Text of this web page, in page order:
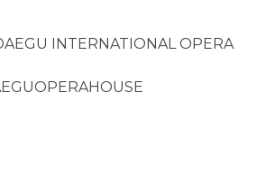
INTERNATIONAL OPERA